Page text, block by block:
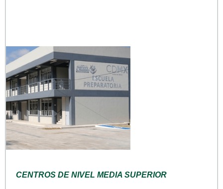
CENTROS DE NIVEL MEDIA SUPERIOR